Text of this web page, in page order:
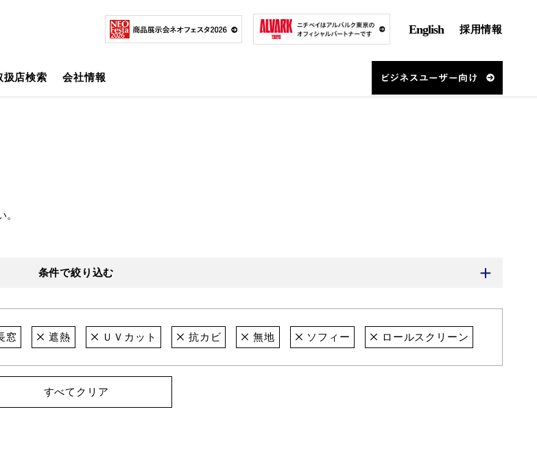
English 採用情報
扱店検索 会社情報
条件で絞り込む
窓 遮熱 ＵＶカット 抗カビ 無地 ソフィー ロールスクリーン
すべてクリア